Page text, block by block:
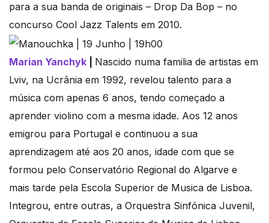
para a sua banda de originais – Drop Da Bop – no
concurso Cool Jazz Talents em 2010.
Marian Yanchyk
Nascido numa familia de artistas em
Lviv, na Ucrânia em 1992, revelou talento para a
música com apenas 6 anos, tendo começado a
aprender violino com a mesma idade. Aos 12 anos
emigrou para Portugal e continuou a sua
aprendizagem até aos 20 anos, idade com que se
formou pelo Conservatório Regional do Algarve e
mais tarde pela Escola Superior de Musica de Lisboa.
Integrou, entre outras, a Orquestra Sinfónica Juvenil,